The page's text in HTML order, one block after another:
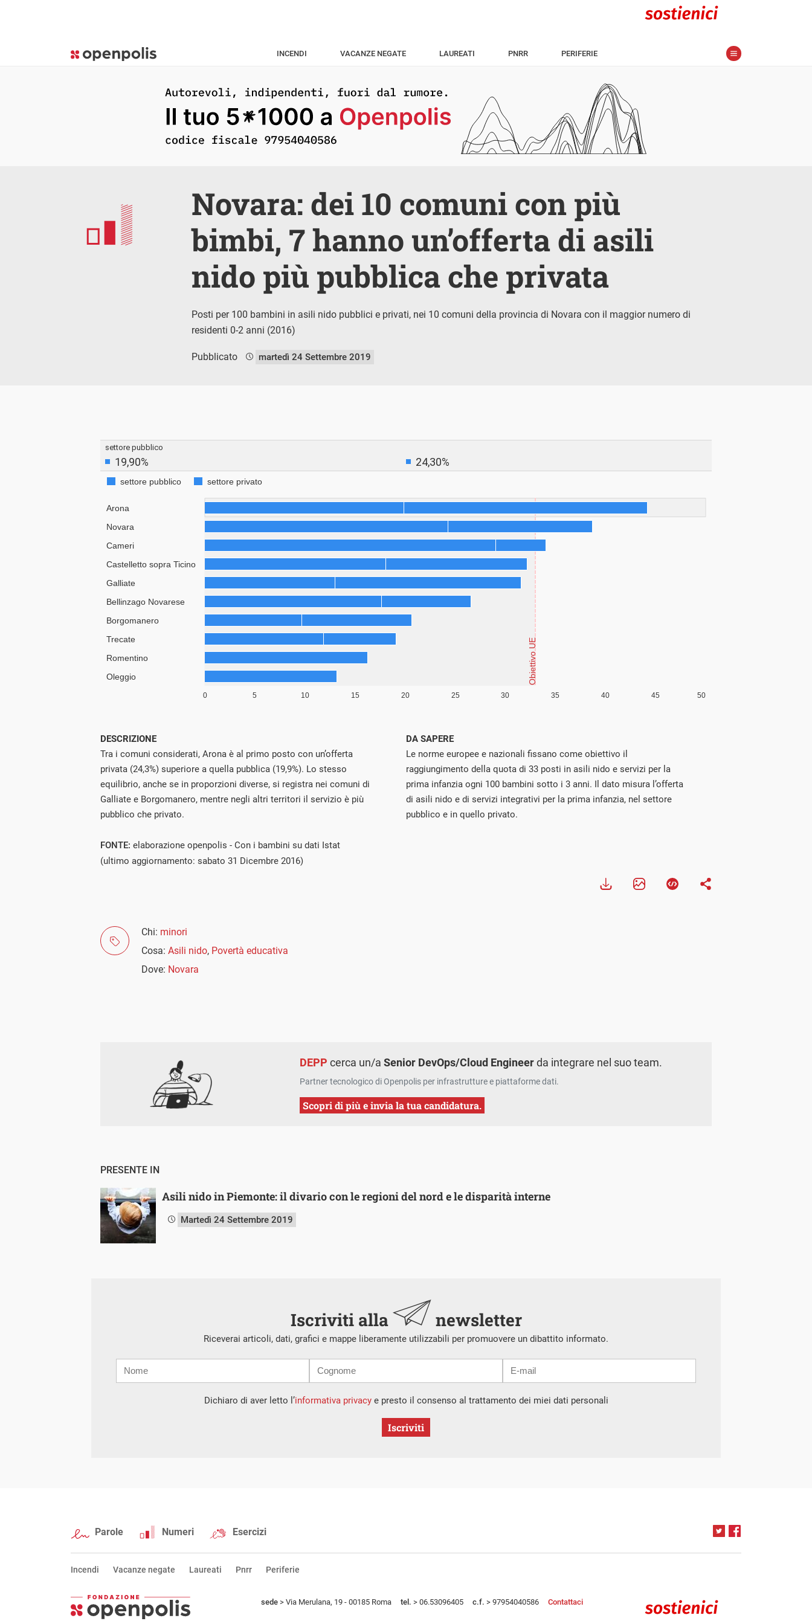
INCENDI VACANZE NEGATE LAUREATI PNRR PERIFERIE
Novara: dei 10 comuni con più
bimbi, 7 hanno un’offerta di asili
nido più pubblica che privata
Posti per 100 bambini in asili nido pubblici e privati, nei 10 comuni della provincia di Novara con il maggior numero di
residenti 0-2 anni (2016)
Pubblicato martedì 24 Settembre 2019
DESCRIZIONE
Tra i comuni considerati, Arona è al primo posto con un’offerta
privata (24,3%) superiore a quella pubblica (19,9%). Lo stesso
equilibrio, anche se in proporzioni diverse, si registra nei comuni di
Galliate e Borgomanero, mentre negli altri territori il servizio è più
pubblico che privato.
DA SAPERE
Le norme europee e nazionali fissano come obiettivo il
raggiungimento della quota di 33 posti in asili nido e servizi per la
prima infanzia ogni 100 bambini sotto i 3 anni. Il dato misura l’offerta
di asili nido e di servizi integrativi per la prima infanzia, nel settore
pubblico e in quello privato.
FONTE: elaborazione openpolis - Con i bambini su dati Istat
(ultimo aggiornamento: sabato 31 Dicembre 2016)
Chi: minori
Cosa: Asili nido, Povertà educativa
Dove: Novara
DEPP cerca un/aSenior DevOps/Cloud Engineerda integrare nel suo team.
Partner tecnologico di Openpolis per infrastrutture e piattaforme dati.
Scopri di più e invia la tua candidatura.
PRESENTE IN
Asili nido in Piemonte: il divario con le regioni del nord e le disparità interne
Martedì 24 Settembre 2019
Iscriviti alla newsletter
Riceverai articoli, dati, grafici e mappe liberamente utilizzabili per promuovere un dibattito informato.
mail
Dichiaro di aver letto l’informativa privacye presto il consenso al trattamento dei miei dati personali
Iscriviti
Parole Numeri Esercizi
Incendi Vacanze negate Laureati Pnrr Periferie
sede > Via Merulana, 19 - 00185 Roma tel. > 06.53096405 c.f. > 97954040586 Contattaci